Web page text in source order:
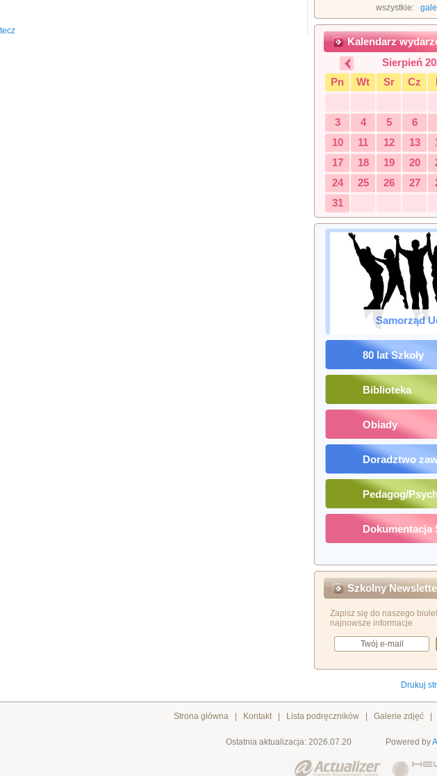
wszystkie:
Kalendarz
Sierpień
Pn
Wt Sr Cz
3
4 5 6
10
11 12 13
17
18 19 20
24
25 26 27
31
Samorząd
80 lat Szkoły
Biblioteka
Obiady
Doradztwo
Pedagog/
Dokumentacja
Szkolny
Zapisz się do naszego
najnowsze informacje
Drukuj
Strona główna Kontakt Lista podręczników Galerie zdjęć
Powered by
Ostatnia aktualizacja: 2026.07.20